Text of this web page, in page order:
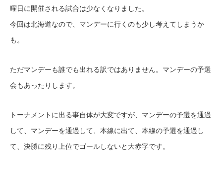
曜日に開催される試合は少なくなりました。
今回は北海道なので、マンデーに行くのも少し考えてしまうか
も。
ただマンデーも誰でも出れる訳ではありません。マンデーの予選
会もあったりします。
トーナメントに出る事自体が大変ですが、マンデーの予選を通過
して、マンデーを通過して、本線に出て、本線の予選を通過し
て、決勝に残り上位でゴールしないと大赤字です。